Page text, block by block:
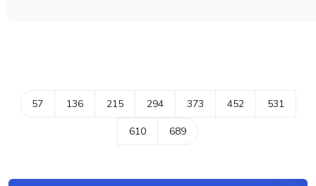
57 136 215 294 373 452 531
610 689